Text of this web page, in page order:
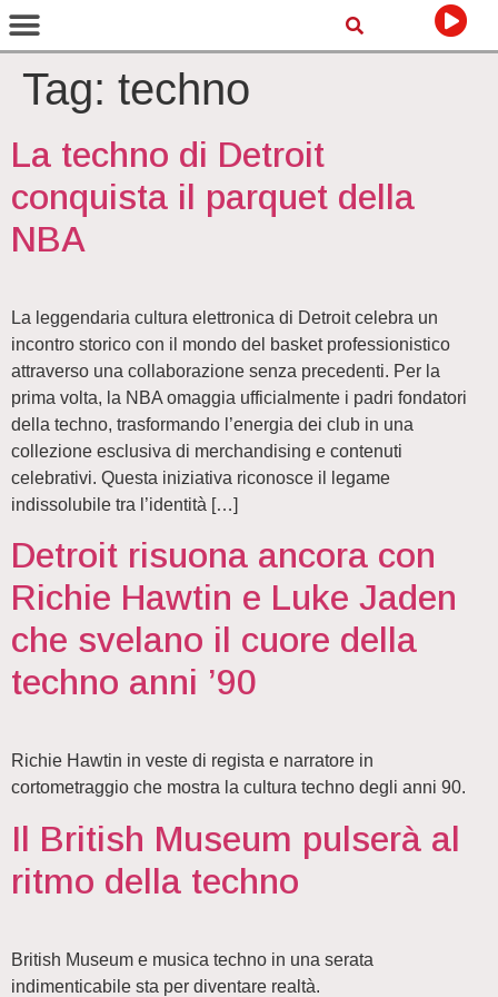
Tag: techno
La techno di Detroit
conquista il parquet della
NBA
La leggendaria cultura elettronica di Detroit celebra un
incontro storico con il mondo del basket professionistico
attraverso una collaborazione senza precedenti. Per la
prima volta, la NBA omaggia ufficialmente i padri fondatori
della techno, trasformando l’energia dei club in una
collezione esclusiva di merchandising e contenuti
celebrativi. Questa iniziativa riconosce il legame
indissolubile tra l’identità […]
Detroit risuona ancora con
Richie Hawtin e Luke Jaden
che svelano il cuore della
techno anni ’90
Richie Hawtin in veste di regista e narratore in
cortometraggio che mostra la cultura techno degli anni 90.
Il British Museum pulserà al
ritmo della techno
British Museum e musica techno in una serata
indimenticabile sta per diventare realtà.